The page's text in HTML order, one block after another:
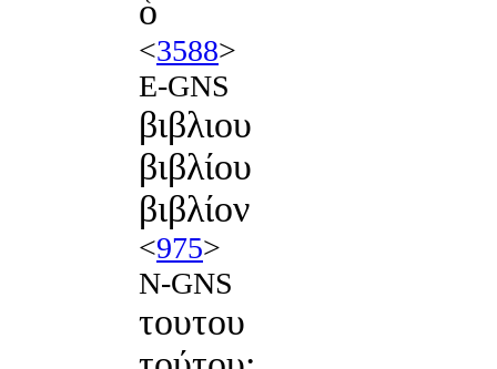
ὁ
<3588>
E-GNS
βιβλιου
βιβλίου
βιβλίον
<975>
N-GNS
τουτου